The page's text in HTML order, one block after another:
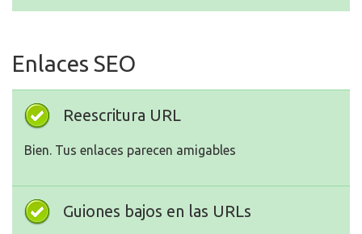
Enlaces SEO
Reescritura URL
Bien. Tus enlaces parecen amigables
Guiones bajos en las URLs